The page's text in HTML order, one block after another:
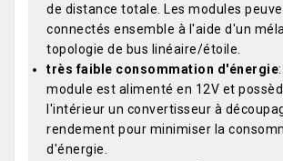
de distance totale. Les modules
connectés ensemble à l'aide d'un
topologie de bus linéaire/étoile.
très faible consommation d'énergie
module est alimenté en 12V et
l'intérieur un convertisseur à
rendement pour minimiser la
d'énergie.